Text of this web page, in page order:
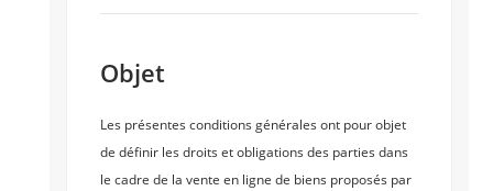
Objet
Les présentes conditions générales ont pour objet
de définir les droits et obligations des parties dans
le cadre de la vente en ligne de biens proposés par